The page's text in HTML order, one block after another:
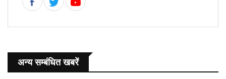
अन्य सम्बंधित खबरें